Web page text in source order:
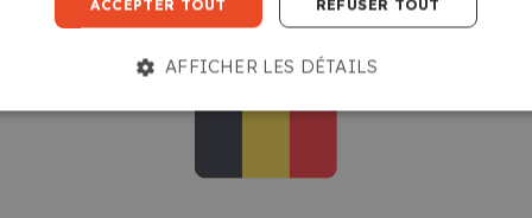
ACCEPTER TOUT REFUSER TOUT
AFFICHER LES DÉTAILS